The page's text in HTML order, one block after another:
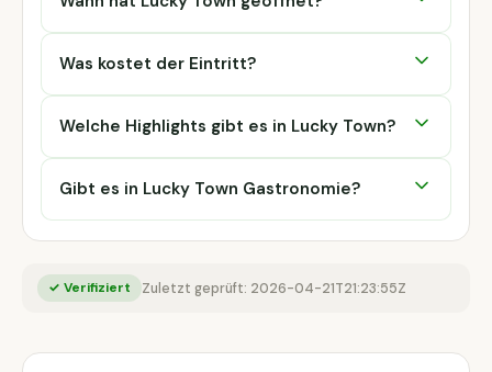
Was kostet der Eintritt?
Welche Highlights gibt es in Lucky Town?
Gibt es in Lucky Town Gastronomie?
✓ Verifiziert Zuletzt geprüft: 2026-04-21T21:23:55Z